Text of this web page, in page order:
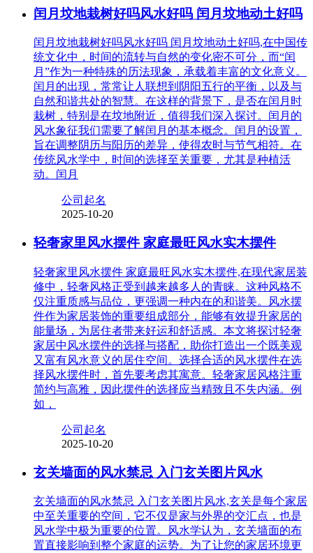
闰月坟地栽树好吗风水好吗 闰月坟地动土好吗
闰月坟地栽树好吗风水好吗 闰月坟地动土好吗,在中国传
统文化中，时间的流转与自然的变化密不可分，而“闰
月”作为一种特殊的历法现象，承载着丰富的文化意义。
闰月的出现，常常让人联想到阴阳五行的平衡，以及与
自然和谐共处的智慧。在这样的背景下，是否在闰月时
栽树，特别是在坟地附近，值得我们深入探讨。闰月的
风水象征我们需要了解闰月的基本概念。闰月的设置，
旨在调整阴历与阳历的差异，使得农时与节气相符。在
传统风水学中，时间的选择至关重要，尤其是种植活
动。闰月
公司起名
2025-10-20
轻奢家里风水摆件 家庭最旺风水实木摆件
轻奢家里风水摆件 家庭最旺风水实木摆件,在现代家居装
修中，轻奢风格正受到越来越多人的青睐。这种风格不
仅注重质感与品位，更强调一种内在的和谐美。风水摆
件作为家居装饰的重要组成部分，能够有效提升家居的
能量场，为居住者带来好运和舒适感。本文将探讨轻奢
家居中风水摆件的选择与搭配，助你打造出一个既美观
又富有风水意义的居住空间。选择合适的风水摆件在选
择风水摆件时，首先要考虑其寓意。轻奢家居风格注重
简约与高雅，因此摆件的选择应当精致且不失内涵。例
如，
公司起名
2025-10-20
玄关墙面的风水禁忌 入门玄关图片风水
玄关墙面的风水禁忌 入门玄关图片风水,玄关是每个家居
中至关重要的空间，它不仅是家与外界的交汇点，也是
风水学中极为重要的位置。风水学认为，玄关墙面的布
置直接影响到整个家庭的运势。为了让您的家居环境更